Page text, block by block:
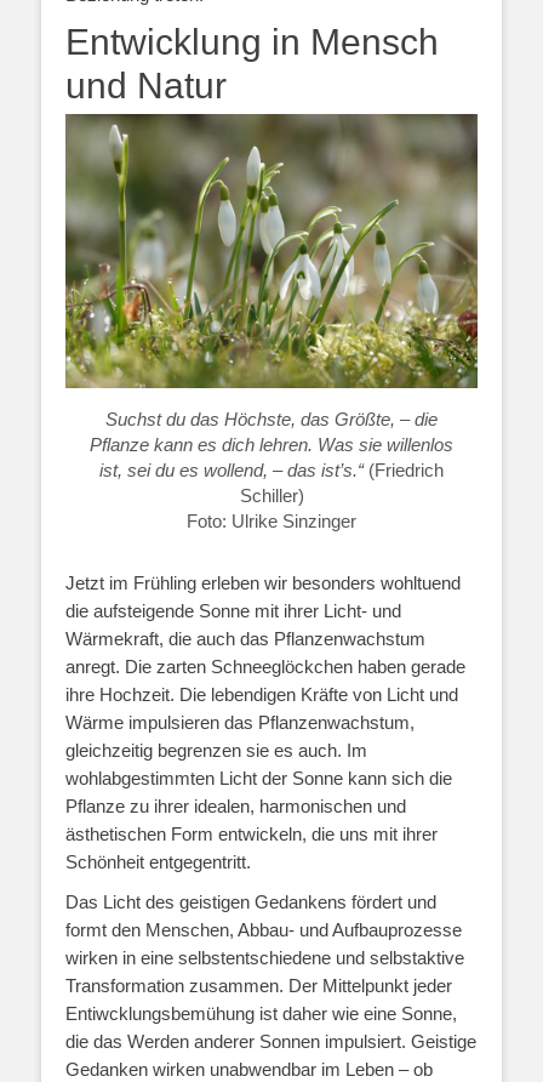
Entwicklung in Mensch
und Natur
Suchst du das Höchste, das Größte, – die
Pflanze kann es dich lehren. Was sie willenlos
ist, sei du es wollend, – das ist’s.“(Friedrich
Schiller)
Foto: Ulrike Sinzinger
Jetzt im Frühling erleben wir besonders wohltuend
die aufsteigende Sonne mit ihrer Licht- und
Wärmekraft, die auch das Pflanzenwachstum
anregt. Die zarten Schneeglöckchen haben gerade
ihre Hochzeit. Die lebendigen Kräfte von Licht und
Wärme impulsieren das Pflanzenwachstum,
gleichzeitig begrenzen sie es auch. Im
wohlabgestimmten Licht der Sonne kann sich die
Pflanze zu ihrer idealen, harmonischen und
ästhetischen Form entwickeln, die uns mit ihrer
Schönheit entgegentritt.
Das Licht des geistigen Gedankens fördert und
formt den Menschen, Abbau- und Aufbauprozesse
wirken in eine selbstentschiedene und selbstaktive
Transformation zusammen. Der Mittelpunkt jeder
Entiwcklungsbemühung ist daher wie eine Sonne,
die das Werden anderer Sonnen impulsiert. Geistige
Gedanken wirken unabwendbar im Leben – ob